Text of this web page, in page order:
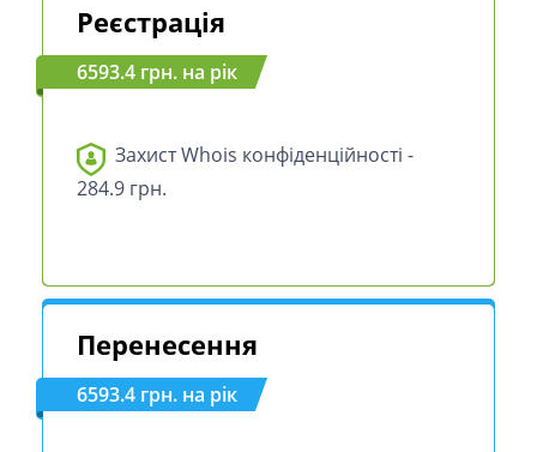
Реєстрація
6593.4 грн. на рік
Захист Whois конфіденційності -
284.9 грн.
Перенесення
6593.4 грн. на рік